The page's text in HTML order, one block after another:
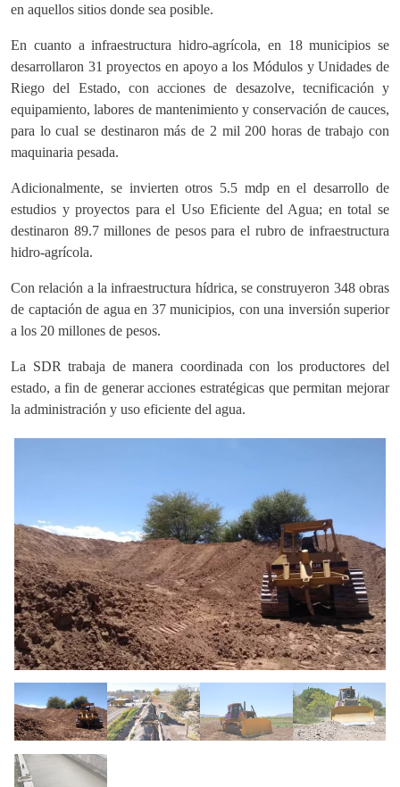
en aquellos sitios donde sea posible.
En cuanto a infraestructura hidro-agrícola, en 18 municipios se
desarrollaron 31 proyectos en apoyo a los Módulos y Unidades de
Riego del Estado, con acciones de desazolve, tecnificación y
equipamiento, labores de mantenimiento y conservación de cauces,
para lo cual se destinaron más de 2 mil 200 horas de trabajo con
maquinaria pesada.
Adicionalmente, se invierten otros 5.5 mdp en el desarrollo de
estudios y proyectos para el Uso Eficiente del Agua; en total se
destinaron 89.7 millones de pesos para el rubro de infraestructura
hidro-agrícola.
Con relación a la infraestructura hídrica, se construyeron 348 obras
de captación de agua en 37 municipios, con una inversión superior
a los 20 millones de pesos.
La SDR trabaja de manera coordinada con los productores del
estado, a fin de generar acciones estratégicas que permitan mejorar
la administración y uso eficiente del agua.